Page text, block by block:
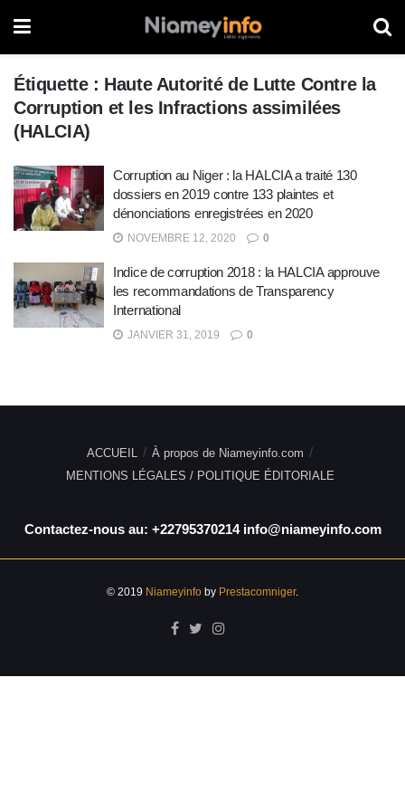
Étiquette : Haute Autorité de Lutte Contre la
Corruption et les Infractions assimilées
(HALCIA)
Corruption au Niger : la HALCIA a traité 130
dossiers en 2019 contre 133 plaintes et
dénonciations enregistrées en 2020
NOVEMBRE 12, 2020 0
Indice de corruption 2018 : la HALCIA approuve
les recommandations de Transparency
International
JANVIER 31, 2019 0
ACCUEIL
À propos de Niameyinfo.com
MENTIONS LÉGALES / POLITIQUE ÉDITORIALE
Contactez-nous au: +22795370214 info@niameyinfo.com
© 2019 Niameyinfo by Prestacomniger.